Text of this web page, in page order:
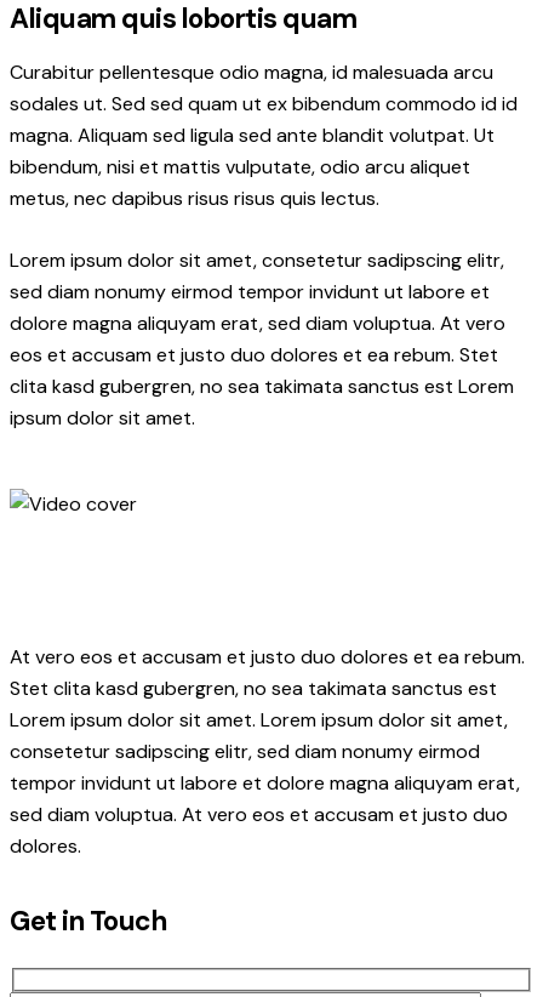
Aliquam quis lobortis quam
Curabitur pellentesque odio magna, id malesuada arcu
sodales ut. Sed sed quam ut ex bibendum commodo id id
magna. Aliquam sed ligula sed ante blandit volutpat. Ut
bibendum, nisi et mattis vulputate, odio arcu aliquet
metus, nec dapibus risus risus quis lectus.
Lorem ipsum dolor sit amet, consetetur sadipscing elitr,
sed diam nonumy eirmod tempor invidunt ut labore et
dolore magna aliquyam erat, sed diam voluptua. At vero
eos et accusam et justo duo dolores et ea rebum. Stet
clita kasd gubergren, no sea takimata sanctus est Lorem
ipsum dolor sit amet.
At vero eos et accusam et justo duo dolores et ea rebum.
Stet clita kasd gubergren, no sea takimata sanctus est
Lorem ipsum dolor sit amet. Lorem ipsum dolor sit amet,
consetetur sadipscing elitr, sed diam nonumy eirmod
tempor invidunt ut labore et dolore magna aliquyam erat,
sed diam voluptua. At vero eos et accusam et justo duo
dolores.
Get in Touch